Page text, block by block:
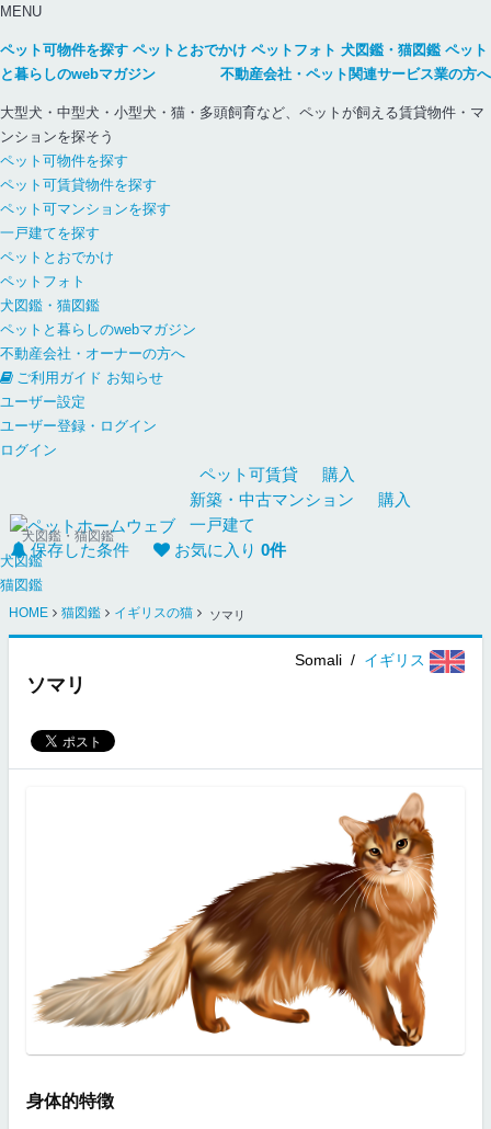
MENU
ペット可物件を探す ペットとおでかけ ペットフォト 犬図鑑・猫図鑑 ペット
と暮らしのwebマガジン
不動産会社・ペット関連サービス業の方へ
大型犬・中型犬・小型犬・猫・多頭飼育など、ペットが飼える賃貸物件・マ
ンションを探そう
ペット可物件を探す
ペット可賃貸物件を探す
ペット可マンションを探す
一戸建てを探す
ペットとおでかけ
ペットフォト
犬図鑑・猫図鑑
ペットと暮らしのwebマガジン
不動産会社・オーナーの方へ
ご利用ガイド お知らせ
ユーザー設定
ユーザー登録・ログイン
ログイン
ペット可賃貸
購入
新築・中古マンション
購入
一戸建て
保存した条件
お気に入り 0件
犬図鑑・猫図鑑
犬図鑑
猫図鑑
HOME 猫図鑑 イギリスの猫 ソマリ
ソマリ
Somali / イギリス
身体的特徴